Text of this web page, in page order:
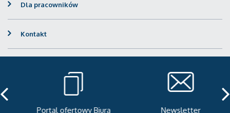
Dla pracowników
Kontakt
Portal ofertowy Biura
Newsletter